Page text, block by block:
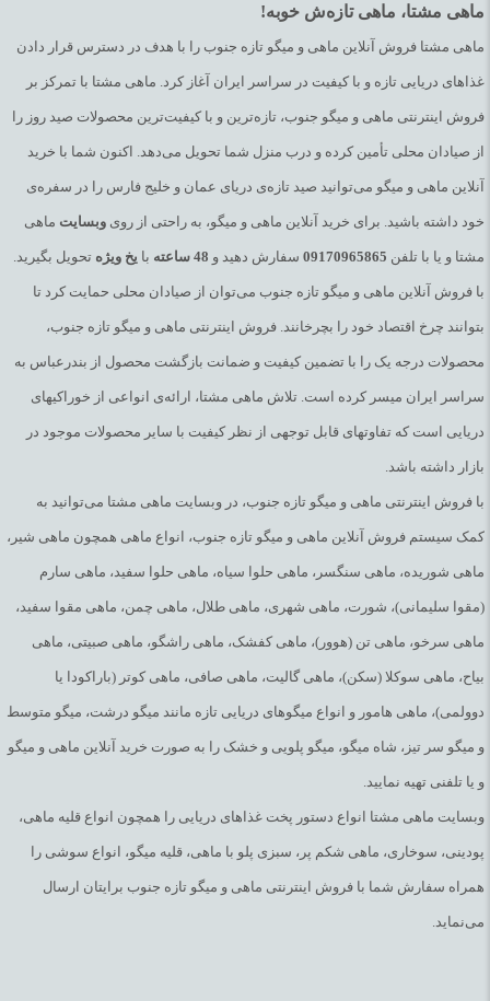
ماهی مشتا، ماهی تازه‌ش خوبه!
ماهی مشتا فروش آنلاین ماهی و میگو تازه جنوب را با هدف در دسترس قرار دادن
غذاهای دریایی تازه و با کیفیت در سراسر ایران آغاز کرد. ماهی مشتا با تمرکز بر
فروش اینترنتی ماهی و میگو جنوب، تازه‌ترین و با کیفیت‌ترین محصولات صید روز را
از صیادان محلی تأمین کرده و درب منزل شما تحویل می‌دهد. اکنون شما با خرید
آنلاین ماهی و میگو می‌توانید صید تازه‌ی دریای عمان و خلیج فارس را در سفره‌ی
خود داشته باشید. برای خرید آنلاین ماهی و میگو، به راحتی از روی وبسایت ماهی
مشتا و یا با تلفن 09170965865 سفارش دهید و 48 ساعته با یخ ویژه تحویل بگیرید.
با فروش آنلاین ماهی و میگو تازه جنوب می‌توان از صیادان محلی حمایت کرد تا
بتوانند چرخ اقتصاد خود را بچرخانند. فروش اینترنتی ماهی و میگو تازه جنوب،
محصولات درجه یک را با تضمین کیفیت و ضمانت بازگشت محصول از بندرعباس به
سراسر ایران میسر کرده است. تلاش ماهی مشتا، ارائه‌ی انواعی از خوراکیهای
دریایی است که تفاوتهای قابل توجهی از نظر کیفیت با سایر محصولات موجود در
بازار داشته باشد.
با فروش اینترنتی ماهی و میگو تازه جنوب، در وبسایت ماهی مشتا می‌توانید به
کمک سیستم فروش آنلاین ماهی و میگو تازه جنوب، انواع ماهی همچون ماهی شیر،
ماهی شوریده، ماهی سنگسر، ماهی حلوا سیاه، ماهی حلوا سفید، ماهی سارم
(مقوا سلیمانی)، شورت، ماهی شهری، ماهی طلال، ماهی چمن، ماهی مقوا سفید،
ماهی سرخو، ماهی تن (هوور)، ماهی کفشک، ماهی راشگو، ماهی صبیتی، ماهی
بیاح، ماهی سوکلا (سکن)، ماهی گالیت، ماهی صافی، ماهی کوتر (باراکودا یا
دوولمی)، ماهی هامور و انواع میگوهای دریایی تازه مانند میگو درشت، میگو متوسط
و میگو سر تیز، شاه میگو، میگو پلویی و خشک را به صورت خرید آنلاین ماهی و میگو
و یا تلفنی تهیه نمایید.
وبسایت ماهی مشتا انواع دستور پخت غذاهای دریایی را همچون انواع قلیه ماهی،
پودینی، سوخاری، ماهی شکم پر، سبزی پلو با ماهی، قلیه میگو، انواع سوشی را
همراه سفارش شما با فروش اینترنتی ماهی و میگو تازه جنوب برایتان ارسال
می‌نماید.